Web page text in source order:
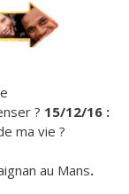
? 15/12/16 :
ma vie ?
au Mans.